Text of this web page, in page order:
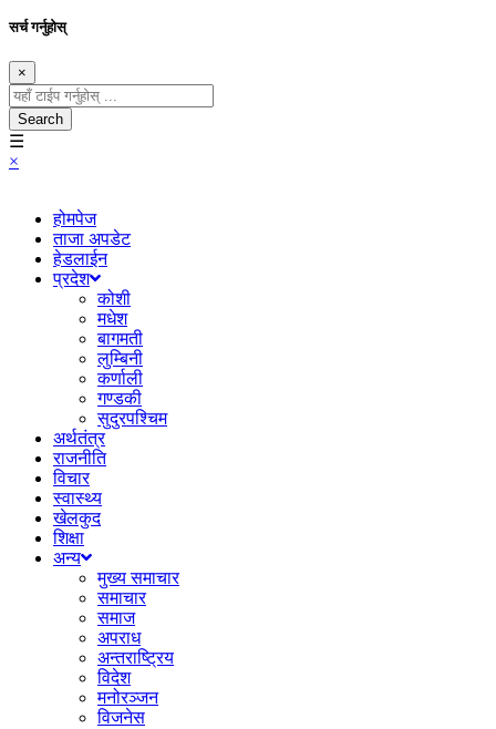
सर्च गर्नुहोस्
×
Search
☰
×
होमपेज
ताजा अपडेट
हेडलाईन
प्रदेश
कोशी
मधेश
बागमती
लुम्बिनी
कर्णाली
गण्डकी
सुदुरपश्चिम
अर्थतंत्र
राजनीति
विचार
स्वास्थ्य
खेलकुद
शिक्षा
अन्य
मुख्य समाचार
समाचार
समाज
अपराध
अन्तराष्ट्रिय
विदेश
मनोरञ्जन
विजनेस